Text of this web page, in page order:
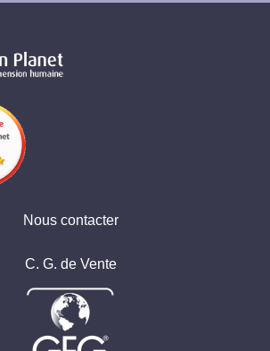
Nous contacter
C. G. de Vente